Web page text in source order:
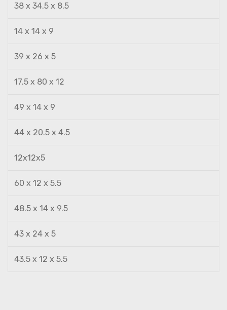
38 x 34.5 x 8.5
14 x 14 x 9
39 x 26 x 5
17.5 x 80 x 12
49 x 14 x 9
44 x 20.5 x 4.5
12x12x5
60 x 12 x 5.5
48.5 x 14 x 9.5
43 x 24 x 5
43.5 x 12 x 5.5